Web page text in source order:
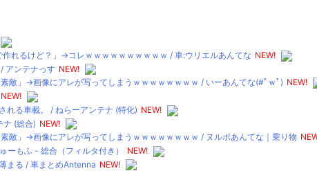
れるけど？」→コレｗｗｗｗｗｗｗｗｗｗ / 車:ウリエルあんてな NEW!
アンテナっす NEW!
敵」→画像にアレが写ってしまうｗｗｗｗｗｗｗｗ / いーあんてな(#ﾟｗﾟ) NEW!
NEW!
れる車載。 / ねらーアンテナ (特化) NEW!
ナ (総合) NEW!
敵」→画像にアレが写ってしまうｗｗｗｗｗｗｗｗ / ヌルポあんてな｜乗り物
もふ - 総合（フィルタ付き）
NEW!
まる / 車まとめAntenna NEW!